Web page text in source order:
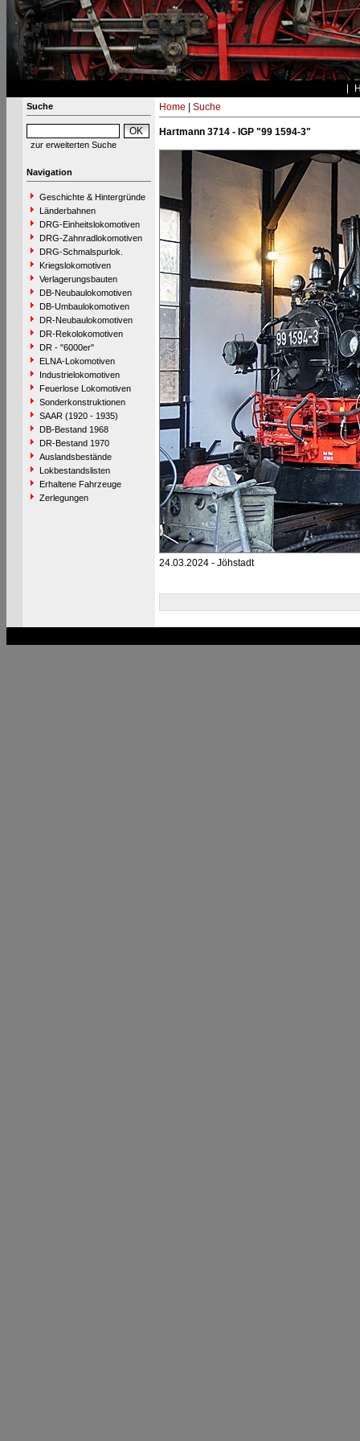
Suche
zur erweiterten Suche
Navigation
Geschichte & Hintergründe
Länderbahnen
DRG-Einheitslokomotiven
DRG-Zahnradlokomotiven
DRG-Schmalspurlok.
Kriegslokomotiven
Verlagerungsbauten
DB-Neubaulokomotiven
DB-Umbaulokomotiven
DR-Neubaulokomotiven
DR-Rekolokomotiven
DR - "6000er"
ELNA-Lokomotiven
Industrielokomotiven
Feuerlose Lokomotiven
Sonderkonstruktionen
SAAR (1920 - 1935)
DB-Bestand 1968
DR-Bestand 1970
Auslandsbestände
Lokbestandslisten
Erhaltene Fahrzeuge
Zerlegungen
Home Suche
Hartmann 3714 - IGP "99 1594-3"
24.03.2024 - Jöhstadt